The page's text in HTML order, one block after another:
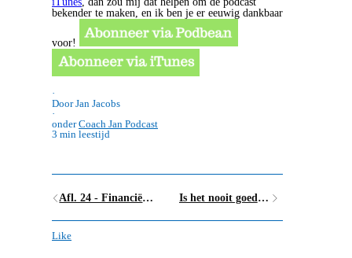
bekender te maken, en ik ben je er eeuwig dankbaar
voor!
·
Door Jan Jacobs
·
onderCoach Jan Podcast
3 min leestijd
Afl. 24 - Financiële vrijheid dankzij YNAB Is het nooit goed genoeg?
Like